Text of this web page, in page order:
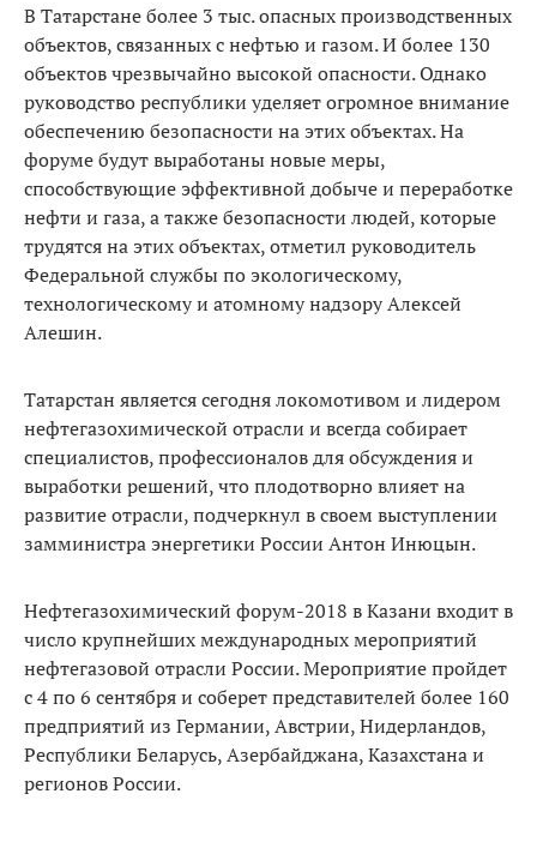
В Татарстане более 3 тыс. опасных производственных
объектов, связанных с нефтью и газом. И более 130
объектов чрезвычайно высокой опасности. Однако
руководство республики уделяет огромное внимание
обеспечению безопасности на этих объектах. На
форуме будут выработаны новые меры,
способствующие эффективной добыче и переработке
нефти и газа, а также безопасности людей, которые
трудятся на этих объектах, отметил руководитель
Федеральной службы по экологическому,
технологическому и атомному надзору Алексей
Алешин.
Татарстан является сегодня локомотивом и лидером
нефтегазохимической отрасли и всегда собирает
специалистов, профессионалов для обсуждения и
выработки решений, что плодотворно влияет на
развитие отрасли, подчеркнул в своем выступлении
замминистра энергетики России Антон Инюцын.
Нефтегазохимический форум-2018 в Казани входит в
число крупнейших международных мероприятий
нефтегазовой отрасли России. Мероприятие пройдет
с 4 по 6 сентября и соберет представителей более 160
предприятий из Германии, Австрии, Нидерландов,
Республики Беларусь, Азербайджана, Казахстана и
регионов России.